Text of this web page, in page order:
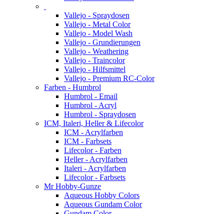
Vallejo - Spraydosen
Vallejo - Metal Color
Vallejo - Model Wash
Vallejo - Grundierungen
Vallejo - Weathering
Vallejo - Traincolor
Vallejo - Hilfsmittel
Vallejo - Premium RC-Color
Farben - Humbrol
Humbrol - Email
Humbrol - Acryl
Humbrol - Spraydosen
ICM, Italeri, Heller & Lifecolor
ICM - Acrylfarben
ICM - Farbsets
Lifecolor - Farben
Heller - Acrylfarben
Italeri - Acrylfarben
Lifecolor - Farbsets
Mr Hobby-Gunze
Aqueous Hobby Colors
Aqueous Gundam Color